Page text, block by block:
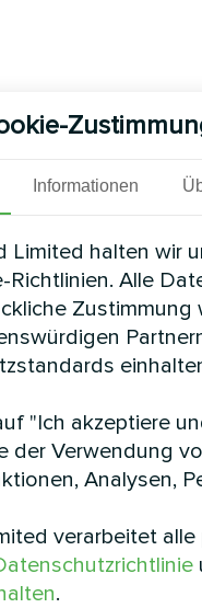
Informationen
Limited halten wir
Richtlinien. Alle
"Ich akzeptiere
der Verwendung
Analysen,
verarbeitet
.